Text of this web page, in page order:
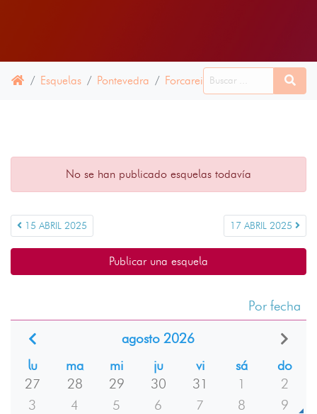
Esquelas Pontevedra Forcarei 16 ABRIL 2025
No se han publicado esquelas todavía
15 ABRIL 2025 17 ABRIL 2025
Publicar una esquela
Por fecha
agosto 2026
lu
ma mi ju vi sá
do
27
28 29 30 31 1
2
3
4 5 6 7 8
9